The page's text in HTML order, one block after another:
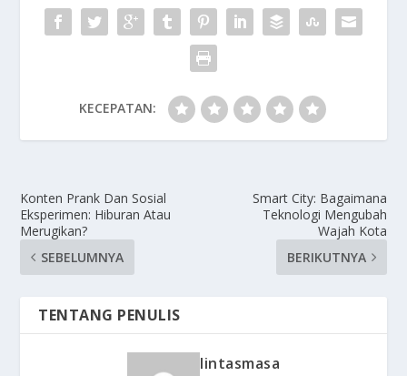
KECEPATAN:
Konten Prank Dan Sosial
Eksperimen: Hiburan Atau
Merugikan?
SEBELUMNYA
Smart City: Bagaimana
Teknologi Mengubah
Wajah Kota
BERIKUTNYA
TENTANG PENULIS
lintasmasa